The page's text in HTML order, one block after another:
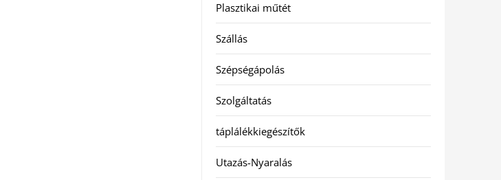
Plasztikai műtét
Szállás
Szépségápolás
Szolgáltatás
táplálékkiegészítők
Utazás-Nyaralás